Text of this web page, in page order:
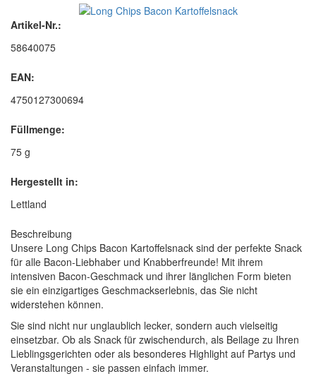
Artikel-Nr.:
58640075
EAN:
4750127300694
Füllmenge:
75 g
Hergestellt in:
Lettland
Beschreibung
Unsere Long Chips Bacon Kartoffelsnack sind der perfekte Snack
für alle Bacon-Liebhaber und Knabberfreunde! Mit ihrem
intensiven Bacon-Geschmack und ihrer länglichen Form bieten
sie ein einzigartiges Geschmackserlebnis, das Sie nicht
widerstehen können.
Sie sind nicht nur unglaublich lecker, sondern auch vielseitig
einsetzbar. Ob als Snack für zwischendurch, als Beilage zu Ihren
Lieblingsgerichten oder als besonderes Highlight auf Partys und
Veranstaltungen - sie passen einfach immer.